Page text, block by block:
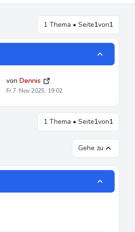
1 Thema • Seite1von1
von Dennis
Fr 7. Nov 2025, 19:02
1 Thema • Seite1von1
Gehe zu